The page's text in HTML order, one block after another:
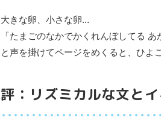
大きな卵、小さな卵…
「たまごのなかでかくれんぼしてる
と声を掛けてページをめくると、ひよ
評：リズミカルな文と